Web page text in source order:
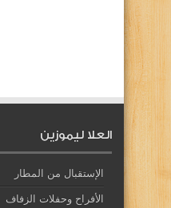
العلا ليموزين
الإستقبال من المطار
الأفراح وحفلات الزفاف